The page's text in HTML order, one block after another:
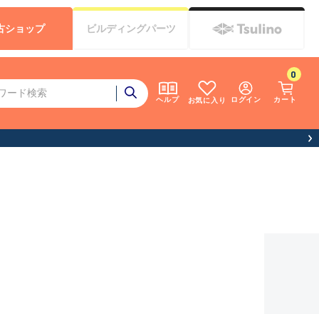
ヘルプ お気に入り ログイン カート
0
ショップ ビルディングパーツ